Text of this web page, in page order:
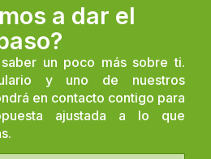
a dar el
un poco más sobre ti.
y uno de nuestros
en contacto contigo para
ajustada a lo que